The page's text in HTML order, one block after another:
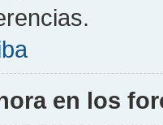
en los